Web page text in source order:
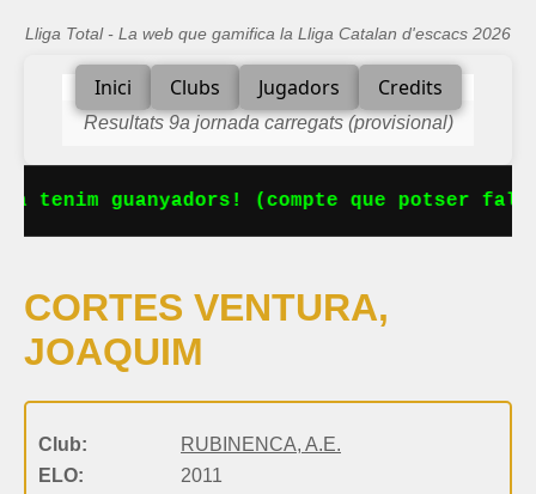
Lliga Total - La web que gamifica la Lliga Catalan d'escacs 2026
Inici Clubs Jugadors Credits
Resultats 9a jornada carregats (provisional)
tenim guanyadors! (compte que potser
CORTES VENTURA,
JOAQUIM
Club:
RUBINENCA, A.E.
ELO:
2011